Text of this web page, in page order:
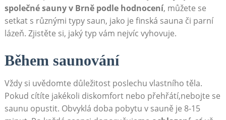
společné sauny v Brně podle hodnocení, můžete se
setkat s různými typy saun, jako je finská sauna či parní
lázeň. Zjistěte si, jaký typ vám nejvíc vyhovuje.
Během saunování
Vždy si uvědomte důležitost poslechu vlastního těla.
Pokud cítíte jakékoli diskomfort nebo přehřátí,nebojte se
saunu opustit. Obvyklá doba pobytu v sauně je 8-15